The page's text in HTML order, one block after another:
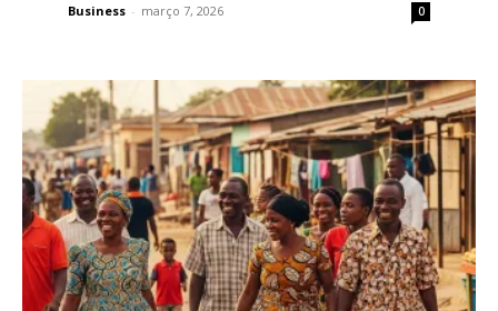
Business - março 7, 2026 0